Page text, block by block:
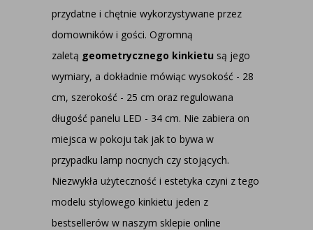
przydatne i chętnie wykorzystywane przez
domowników i gości. Ogromną
zaletą geometrycznego kinkietu są jego
wymiary, a dokładnie mówiąc wysokość - 28
cm, szerokość - 25 cm oraz regulowana
długość panelu LED - 34 cm. Nie zabiera on
miejsca w pokoju tak jak to bywa w
przypadku lamp nocnych czy stojących.
Niezwykła użyteczność i estetyka czyni z tego
modelu stylowego kinkietu jeden z
bestsellerów w naszym sklepie online